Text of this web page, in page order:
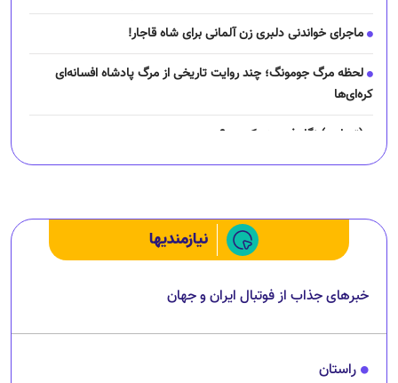
ماجرای خواندنی دلبری زن آلمانی برای شاه قاجار!
لحظه مرگ جومونگ؛ چند روایت تاریخی از مرگ پادشاه افسانه‌ای
کره‌ای‌ها
(تصاویر) نگار فرهمند کیست؟
نیازمندیها
خبرهای جذاب از فوتبال ایران و جهان
راستان